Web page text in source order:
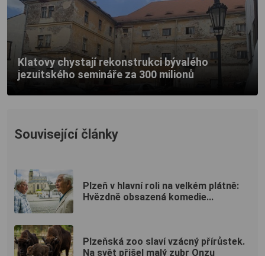
Klatovy chystají rekonstrukci bývalého
jezuitského semináře za 300 milionů
Související články
Plzeň v hlavní roli na velkém plátně:
Hvězdně obsazená komedie...
Plzeňská zoo slaví vzácný přírůstek.
Na svět přišel malý zubr Onzu